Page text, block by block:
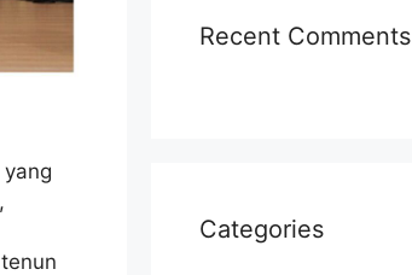
Recent Comments
Categories